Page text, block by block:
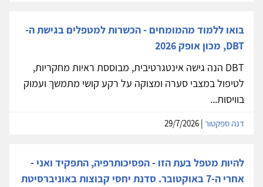
בואו ללמוד מהמומחים - הכשרות למטפלים בגישת ה-
DBT, מכון אופק 2026
DBT הנה גישה אינטגרטיבית, מבוססת ראיות מחקריות,
לטיפול במצבי סערה ומצוקה על רקע קושי מתמשך ועמוק
בוויסות...
דנה ספקטור
להיות מטפל בעת הזו - הפסיכותרפיה, התפקיד ואני -
אחרי ה-7 באוקטובר. סדנת יחסי קבוצות באוניברסיטת